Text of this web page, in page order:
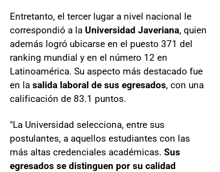
Entretanto, el tercer lugar a nivel nacional le
correspondió a la Universidad Javeriana, quien
además logró ubicarse en el puesto 371 del
ranking mundial y en el número 12 en
Latinoamérica. Su aspecto más destacado fue
en la salida laboral de sus egresados, con una
calificación de 83.1 puntos.
"La Universidad selecciona, entre sus
postulantes, a aquellos estudiantes con las
más altas credenciales académicas. Sus
egresados ​​se distinguen por su calidad